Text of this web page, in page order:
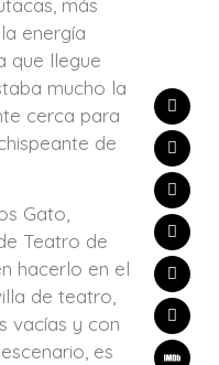
energía
que llegue
mucho la
cerca para
de
Gato,
Teatro de
hacerlo en el
de teatro,
vacías y con
es